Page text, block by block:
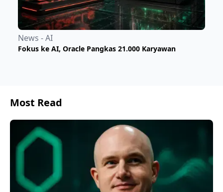
News - AI
Fokus ke AI, Oracle Pangkas 21.000 Karyawan
Most Read